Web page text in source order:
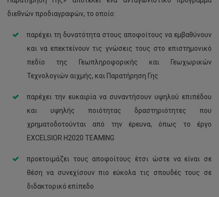
διεθνών προδιαγραφών, το οποίο:
παρέχει τη δυνατότητα στους αποφοίτους να εμβαθύνουν
και να επεκτείνουν τις γνώσεις τους στο επιστημονικό
πεδίο της Γεωπληροφορικής και Γεωχωρικών
Τεχνολογιών αιχμής, και Παρατήρηση Γης
παρέχει την ευκαιρία να συναντήσουν υψηλού επιπέδου
και υψηλής ποιότητας δραστηριότητες που
χρηματοδοτούνται από την έρευνα, όπως το έργο
EXCELSIOR H2020 TEAMING
προετοιμάζει τους αποφοίτους έτσι ώστε να είναι σε
θέση να συνεχίσουν πιο εύκολα τις σπουδές τους σε
διδακτορικό επίπεδο